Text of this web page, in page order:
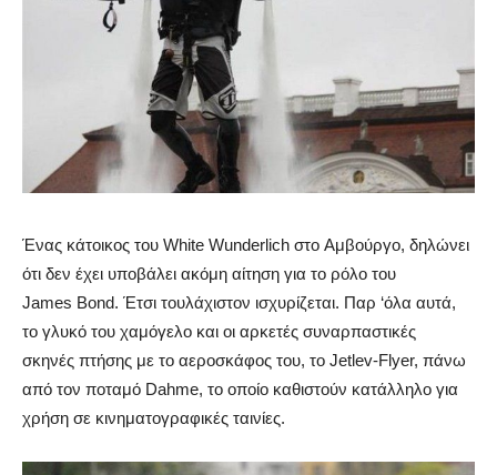
Ένας κάτοικος του White Wunderlich στο Αμβούργο, δηλώνει
ότι δεν έχει υποβάλει ακόμη αίτηση για το ρόλο του
James Bond. Έτσι τουλάχιστον ισχυρίζεται. Παρ ‘όλα αυτά,
το γλυκό του χαμόγελο και οι αρκετές συναρπαστικές
σκηνές πτήσης με το αεροσκάφος του, το Jetlev-Flyer, πάνω
από τον ποταμό Dahme, το οποίο καθιστούν κατάλληλο για
χρήση σε κινηματογραφικές ταινίες.